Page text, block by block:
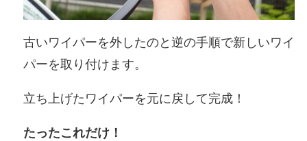
古いワイパーを外したのと逆の手順で新しいワイ
パーを取り付けます。
立ち上げたワイパーを元に戻して完成！
たったこれだけ！